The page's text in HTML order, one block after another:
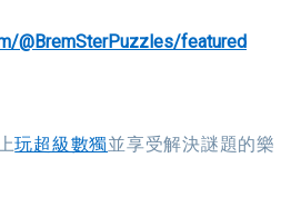
@BremSterPuzzles/featured
玩超級數獨並享受解決謎題的樂